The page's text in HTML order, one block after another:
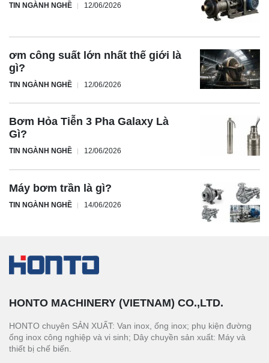
TIN NGÀNH NGHỀ 12/06/2026
ơm công suất lớn nhất thế giới là
gì?
TIN NGÀNH NGHỀ 12/06/2026
Bơm Hỏa Tiễn 3 Pha Galaxy Là
Gì?
TIN NGÀNH NGHỀ 12/06/2026
Máy bơm trần là gì?
TIN NGÀNH NGHỀ 14/06/2026
HONTO MACHINERY (VIETNAM) CO.,LTD.
HONTO chuyên SẢN XUẤT: Van inox, ống inox; phụ kiện đường
ống inox công nghiệp và vi sinh; Dây chuyền sản xuất: Máy và
thiết bị chế biến.